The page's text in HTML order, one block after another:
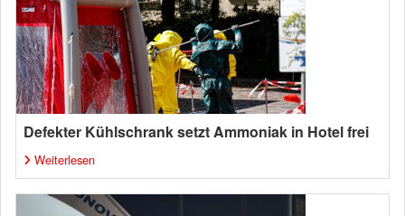
Defekter Kühlschrank setzt Ammoniak in Hotel frei
Weiterlesen